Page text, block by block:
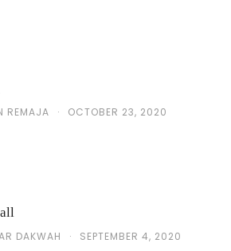
REMAJA · OCTOBER 23, 2020
DAKWAH · SEPTEMBER 4, 2020